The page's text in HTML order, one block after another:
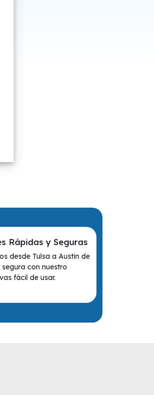
Rápidas y Seguras
desde Tulsa a Austin de
con nuestro
fácil de usar.